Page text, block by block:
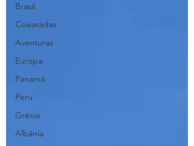
Brasil
Coisaradas
Aventuras
Europa
Panamá
Peru
Grécia
Albânia